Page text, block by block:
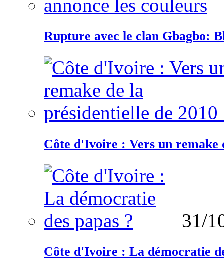
Rupture avec le clan Gbagbo:
Côte d'Ivoire : Vers un remake
31/
Côte d'Ivoire : La démocratie